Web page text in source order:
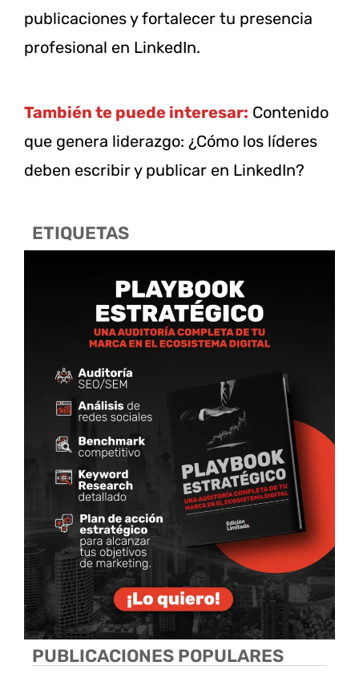
publicaciones y fortalecer tu presencia
profesional en LinkedIn.
También te puede interesar: Contenido
que genera liderazgo: ¿Cómo los líderes
deben escribir y publicar en LinkedIn?
ETIQUETAS
PUBLICACIONES POPULARES